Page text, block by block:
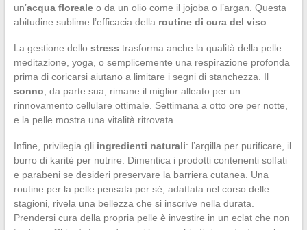
un’acqua florealeo da un olio come il jojoba o l’argan. Questa
abitudine sublime l’efficacia della routine di cura del viso
La gestione dello stress trasforma anche la qualità della pelle:
meditazione, yoga, o semplicemente una respirazione profonda
prima di coricarsi aiutano a limitare i segni di stanchezza. Il
sonno , da parte sua, rimane il miglior alleato per un
rinnovamento cellulare ottimale. Settimana a otto ore per notte,
e la pelle mostra una vitalità ritrovata.
Infine, privilegia gli ingredienti naturali: l’argilla per purificare, il
burro di karité per nutrire. Dimentica i prodotti contenenti solfati
e parabeni se desideri preservare la barriera cutanea. Una
routine per la pelle pensata per sé, adattata nel corso delle
stagioni, rivela una bellezza che si inscrive nella durata.
Prendersi cura della propria pelle è investire in un eclat che non